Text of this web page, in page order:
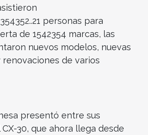
personas para
de 1542354 marcas, las
nuevos modelos, nuevas
de varios
presentó entre sus
30, que ahora llega desde